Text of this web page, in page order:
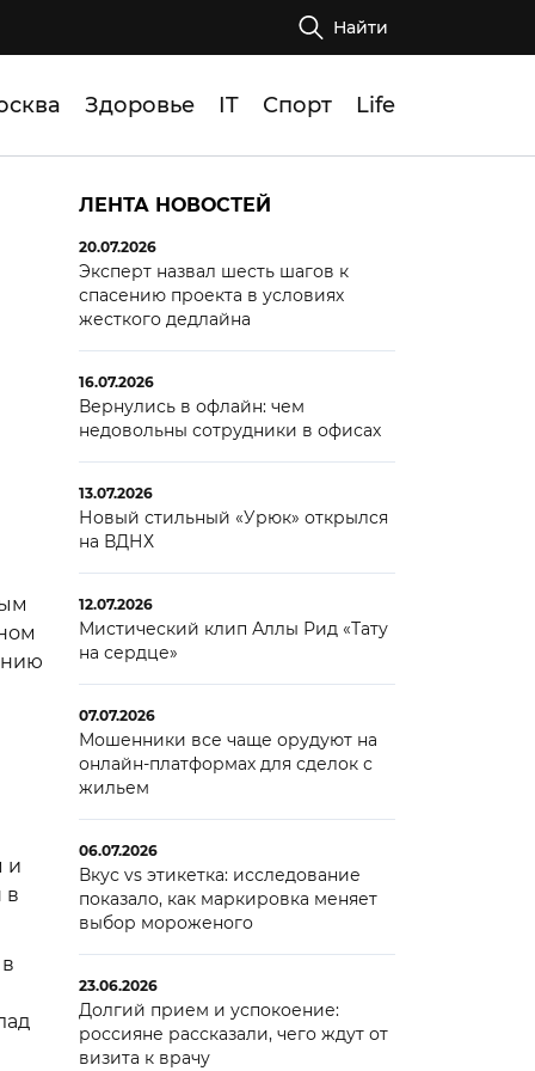
Найти
Здоровье IT Спорт Life
и
в
ЛЕНТА НОВОСТЕЙ
20.07.2026
Эксперт назвал шесть шагов к
спасению проекта в условиях
жесткого дедлайна
16.07.2026
Вернулись в офлайн: чем
недовольны сотрудники в офисах
13.07.2026
Новый стильный «Урюк» открылся
на ВДНХ
12.07.2026
Мистический клип Аллы Рид «Тату
на сердце»
07.07.2026
Мошенники все чаще орудуют на
онлайн-платформах для сделок с
жильем
06.07.2026
Вкус vs этикетка: исследование
показало, как маркировка меняет
выбор мороженого
23.06.2026
Долгий прием и успокоение:
россияне рассказали, чего ждут от
визита к врачу